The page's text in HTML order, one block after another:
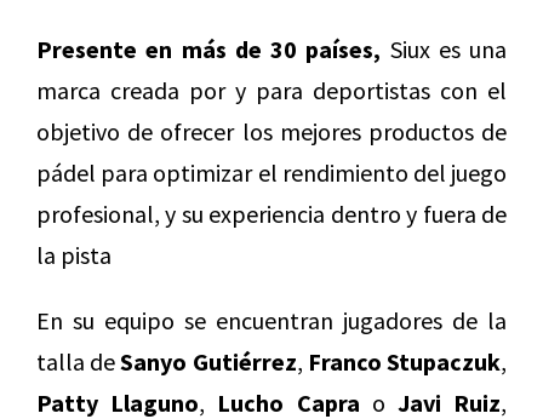
Presente en más de 30 países, Siux es una
marca creada por y para deportistas con el
objetivo de ofrecer los mejores productos de
pádel para optimizar el rendimiento del juego
profesional, y su experiencia dentro y fuera de
la pista
En su equipo se encuentran jugadores de la
talla deSanyo Gutiérrez, Franco Stupaczuk,
Patty Llaguno, Lucho Capra o Javi Ruiz,